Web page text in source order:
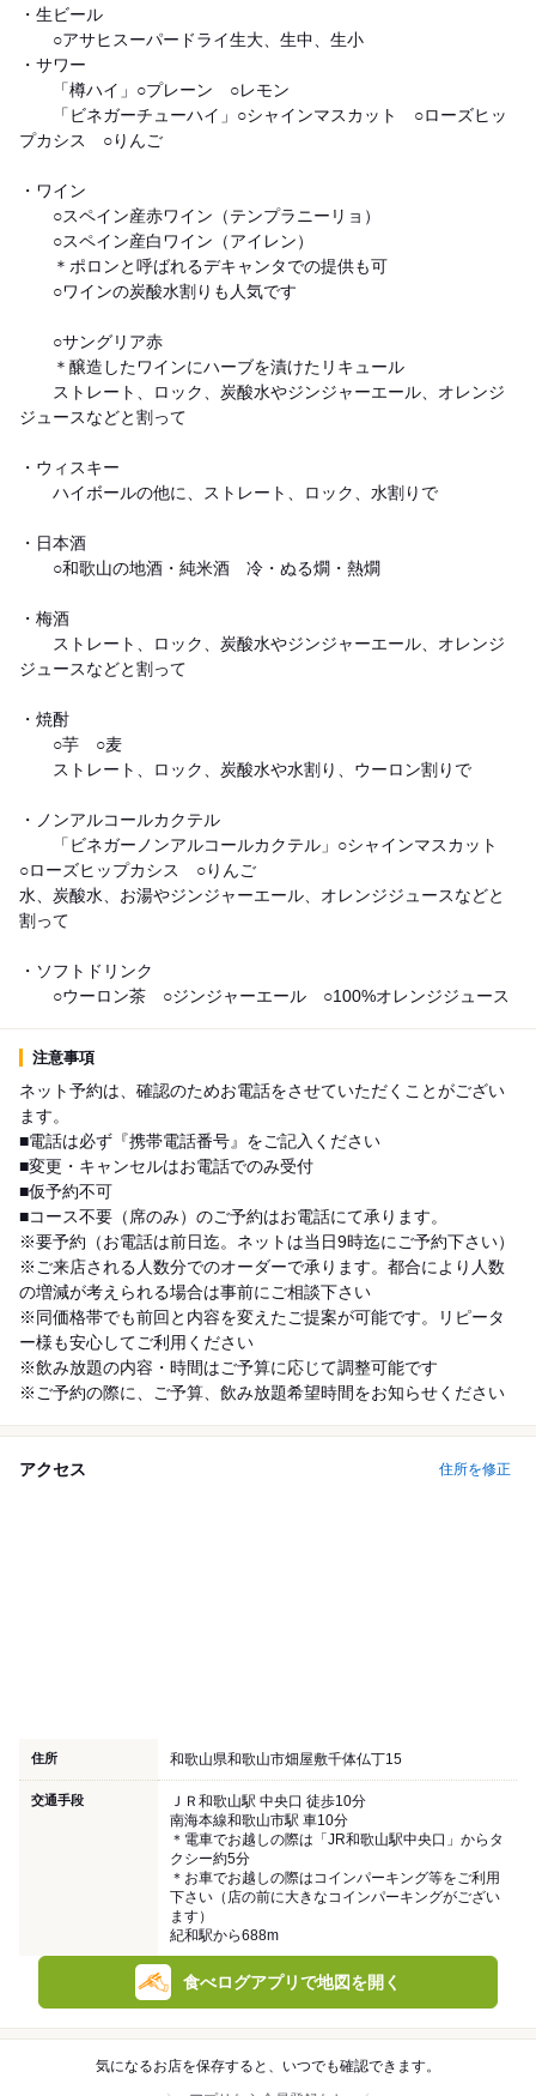
・生ビール
○アサヒスーパードライ生大、生中、生小
・サワー
「樽ハイ」○プレーン ○レモン
「ビネガーチューハイ」○シャインマスカット ○ローズヒッ
プカシス ○りんご
・ワイン
○スペイン産赤ワイン（テンプラニーリョ）
○スペイン産白ワイン（アイレン）
＊ポロンと呼ばれるデキャンタでの提供も可
○ワインの炭酸水割りも人気です
○サングリア赤
＊醸造したワインにハーブを漬けたリキュール
ストレート、ロック、炭酸水やジンジャーエール、オレンジ
ジュースなどと割って
・ウィスキー
ハイボールの他に、ストレート、ロック、水割りで
・日本酒
○和歌山の地酒・純米酒 冷・ぬる燗・熱燗
・梅酒
ストレート、ロック、炭酸水やジンジャーエール、オレンジ
ジュースなどと割って
・焼酎
○芋 ○麦
ストレート、ロック、炭酸水や水割り、ウーロン割りで
・ノンアルコールカクテル
「ビネガーノンアルコールカクテル」○シャインマスカット
○ローズヒップカシス ○りんご
水、炭酸水、お湯やジンジャーエール、オレンジジュースなどと
割って
・ソフトドリンク
○ウーロン茶 ○ジンジャーエール ○100%オレンジジュース
注意事項
ネット予約は、確認のためお電話をさせていただくことがござい
ます。
■電話は必ず『携帯電話番号』をご記入ください
■変更・キャンセルはお電話でのみ受付
■仮予約不可
■コース不要（席のみ）のご予約はお電話にて承ります。
※要予約（お電話は前日迄。ネットは当日9時迄にご予約下さい）
※ご来店される人数分でのオーダーで承ります。都合により人数
の増減が考えられる場合は事前にご相談下さい
※同価格帯でも前回と内容を変えたご提案が可能です。リピータ
ー様も安心してご利用ください
※飲み放題の内容・時間はご予算に応じて調整可能です
※ご予約の際に、ご予算、飲み放題希望時間をお知らせください
アクセス 住所を修正
住所 和歌山県和歌山市畑屋敷千体仏丁15
交通手段
ＪＲ和歌山駅 中央口 徒歩10分
南海本線和歌山市駅 車10分
＊電車でお越しの際は「JR和歌山駅中央口」からタ
クシー約5分
＊お車でお越しの際はコインパーキング等をご利用
下さい（店の前に大きなコインパーキングがござい
ます）
紀和駅から688m
食べログアプリで地図を開く
気になるお店を保存すると、いつでも確認できます。